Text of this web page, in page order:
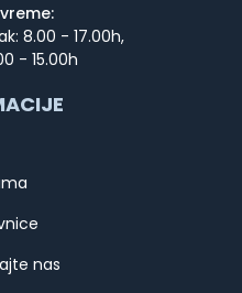
8.00 - 17.00h,
- 15.00h
nas